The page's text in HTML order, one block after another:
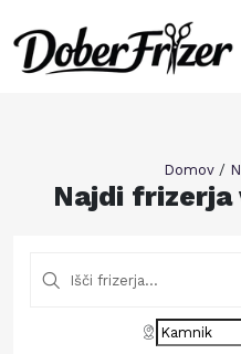
Domov /
Najdi frizerja